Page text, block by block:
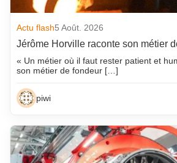
Actu flash5 Août. 2026
Jérôme Horville raconte son métier
« Un métier où il faut rester patient et
son métier de fondeur […]
piwi